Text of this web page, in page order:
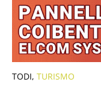
TODI, TURISMO